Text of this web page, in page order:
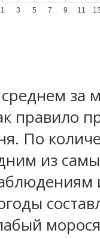
1 3 5 7 9 11
за
правило
По
из